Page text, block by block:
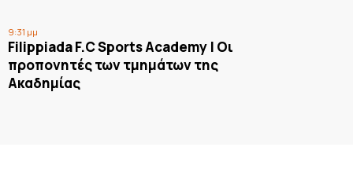
9:31 μμ
Filippiada F.C Sports Academy | Οι
προπονητές των τμημάτων της
Ακαδημίας